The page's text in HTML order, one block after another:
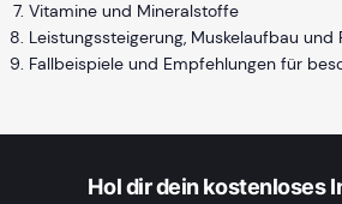
Vitamine und Mineralstoffe
Leistungssteigerung, Muskelaufbau und
Fallbeispiele und Empfehlungen für
Hol dir dein kostenloses